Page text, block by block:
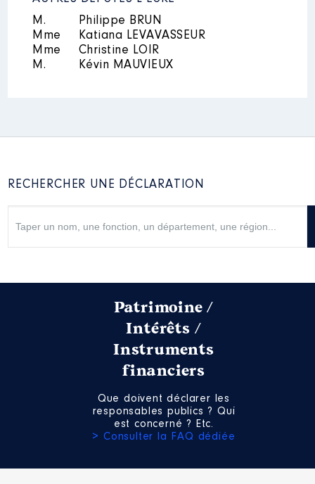
M.
Philippe BRUN
Mme
Katiana LEVAVASSEUR
Mme
Christine LOIR
M.
Kévin MAUVIEUX
RECHERCHER UNE DÉCLARATION
Patrimoine /
Intérêts /
Instruments
financiers
Que doivent déclarer les
responsables publics ? Qui
est concerné ? Etc.
> Consulter la FAQ dédiée